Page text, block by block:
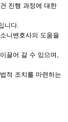
진행 과정에 대한
니다.
니변호사의 도움을
끌어 갈 수 있으며,
적 조치를 마련하는